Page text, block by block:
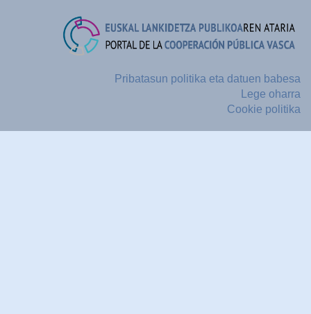
Pribatasun politika eta datuen babesa
Lege oharra
Cookie politika